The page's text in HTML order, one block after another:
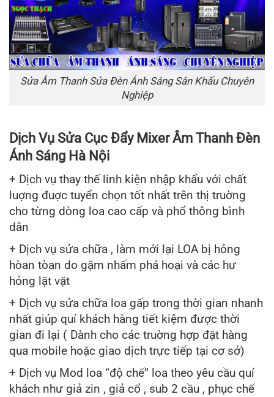
Sửa Âm Thanh Sửa Đèn Ánh Sáng Sân Khấu Chuyên
Nghiệp
Dịch Vụ Sửa Cục Đẩy Mixer Âm Thanh Đèn
Ánh Sáng Hà Nội
+ Dịch vụ thay thế linh kiện nhập khẩu với chất
luợng đuợc tuyển chọn tốt nhất trên thị truờng
cho từng dòng loa cao cấp và phổ thông bình
dân
+ Dịch vụ sửa chữa , làm mới lại LOA bị hỏng
hòan tòan do gặm nhấm phá hoại và các hư
hỏng lặt vặt
+ Dịch vụ sửa chữa loa gấp trong thời gian nhanh
nhất giúp quí khách hàng tiết kiệm được thời
gian đi lại ( Dành cho các truờng hợp đặt hàng
qua mobile hoặc giao dịch trực tiếp tại cơ sở)
+ Dịch vụ Mod loa “độ chế” loa theo yêu cầu quí
khách như giả zin , giả cổ , sub 2 cầu , phục chế